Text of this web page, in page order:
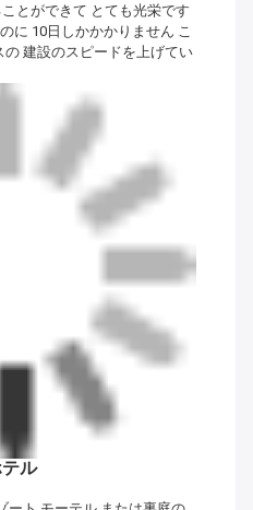
とができて とても光栄です
に 10日しかかかりません こ
建設のスピードを上げてい
ル